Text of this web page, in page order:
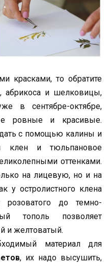
красками, то обратите
абрикоса и шелковицы,
в сентябре-октябре,
ровные и красивые.
с помощью калины и
клен и тюльпановое
оттенками.
на лицевую, но и на
у остролистного клена
розоватого до темно-
тополь позволяет
и желтоватый.
материал для
, их надо высушить,